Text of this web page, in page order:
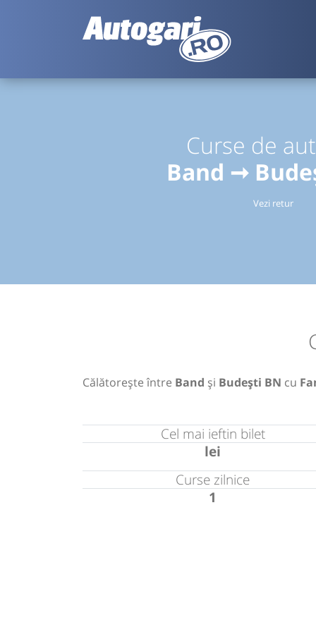
Curse de
Band ➞
Vezi retur
Călătorește între Band și Budești BN cu
Cel mai ieftin bilet
lei
Curse zilnice
1